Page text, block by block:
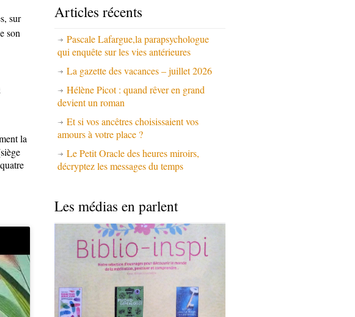
sur
son
la
Articles récents
Pascale Lafargue,la parapsychologue
qui enquête sur les vies antérieures
La gazette des vacances – juillet 2026
Hélène Picot : quand rêver en grand
devient un roman
Et si vos ancêtres choisissaient vos
amours à votre place ?
Le Petit Oracle des heures miroirs,
décryptez les messages du temps
Les médias en parlent